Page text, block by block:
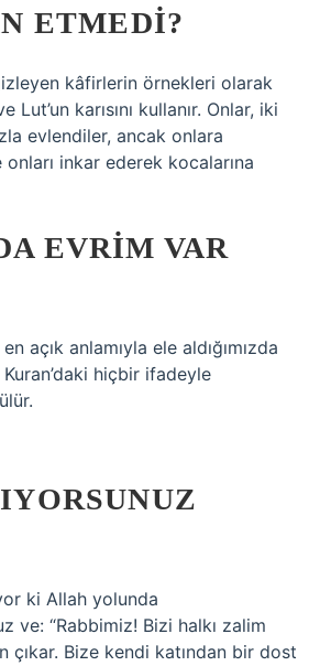
ETMEDI?
kâfirlerin örnekleri olarak
Lut’un karısını kullanır. Onlar, iki
evlendiler, ancak onlara
inkar ederek kocalarına
EVRIM VAR
açık anlamıyla ele aldığımızda
hiçbir ifadeyle
ki Allah yolunda
ve: “Rabbimiz! Bizi halkı zalim
çıkar. Bize kendi katından bir dost